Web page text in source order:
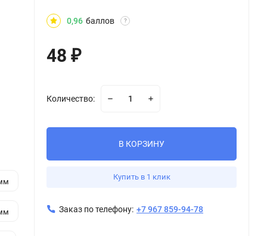
0,96 баллов ?
48₽
Количество:
В КОРЗИНУ
Купить в 1 клик
Заказ по телефону: +7 967 859-94-78